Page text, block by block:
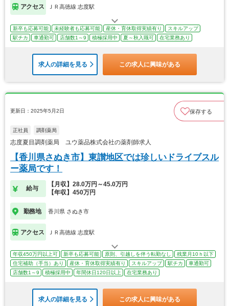
アクセス ＪＲ高徳線 志度駅
新卒も応募可能 未経験者も応募可能 産休・育休取得実績有り
スキルアップ
駅チカ
車通勤可 店舗数1～9 積極採用中 夏～秋入職可 在宅業務あり
求人の詳細を見る この求人に興味がある
更新日：2025年5月2日 保存する
正社員 調剤薬局
志度夏目調剤薬局 ユウ薬品株式会社の薬剤師求人
【香川県さぬき市】東讃地区では珍しいドライブスル
ー薬局です！
給与
【月収】28.0万円～45.0万円
【年収】450万円
勤務地 香川県 さぬき市
アクセス ＪＲ高徳線 志度駅
年収450万円以上可 新卒も応募可能 原則、引越しを伴う転勤なし
残業月10ｈ以下
住宅補助（手当）あり
産休・育休取得実績有り スキルアップ 駅チカ
車通勤可
店舗数1～9
積極採用中 年間休日120日以上 在宅業務あり
求人の詳細を見る この求人に興味がある